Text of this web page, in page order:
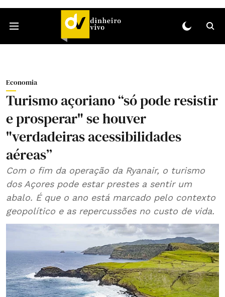
Economia
Turismo açoriano “só pode resistir
e prosperar" se houver
"verdadeiras acessibilidades
aéreas”
Com o fim da operação da Ryanair, o turismo
dos Açores pode estar prestes a sentir um
abalo. É que o ano está marcado pelo contexto
geopolítico e as repercussões no custo de vida.